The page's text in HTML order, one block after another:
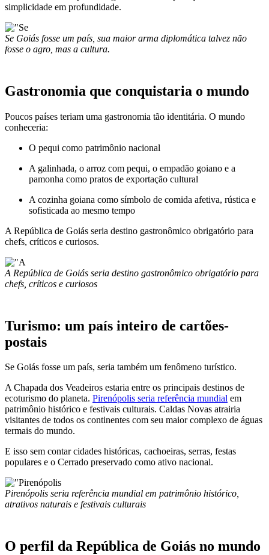
simplicidade em profundidade.
Se Goiás fosse um país, sua maior arma diplomática talvez não
fosse o agro, mas a cultura.
Gastronomia que conquistaria o mundo
Poucos países teriam uma gastronomia tão identitária. O mundo
conheceria:
O pequi como patrimônio nacional
A galinhada, o arroz com pequi, o empadão goiano e a
pamonha como pratos de exportação cultural
A cozinha goiana como símbolo de comida afetiva, rústica e
sofisticada ao mesmo tempo
A República de Goiás seria destino gastronômico obrigatório para
chefs, críticos e curiosos.
A República de Goiás seria destino gastronômico obrigatório para
chefs, críticos e curiosos
Turismo: um país inteiro de cartões-
postais
Se Goiás fosse um país, seria também um fenômeno turístico.
A Chapada dos Veadeiros estaria entre os principais destinos de
ecoturismo do planeta. Pirenópolis seria referência mundial em
patrimônio histórico e festivais culturais. Caldas Novas atrairia
visitantes de todos os continentes com seu maior complexo de águas
termais do mundo.
E isso sem contar cidades históricas, cachoeiras, serras, festas
populares e o Cerrado preservado como ativo nacional.
Pirenópolis seria referência mundial em patrimônio histórico,
atrativos naturais e festivais culturais
O perfil da República de Goiás no mundo